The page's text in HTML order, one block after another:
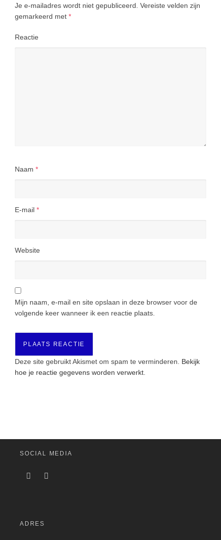
Je e-mailadres wordt niet gepubliceerd. Vereiste velden zijn
gemarkeerd met *
Reactie
Naam *
E-mail *
Website
Mijn naam, e-mail en site opslaan in deze browser voor de
volgende keer wanneer ik een reactie plaats.
Deze site gebruikt Akismet om spam te verminderen. Bekijk
hoe je reactie gegevens worden verwerkt
SOCIAL MEDIA
ADRES